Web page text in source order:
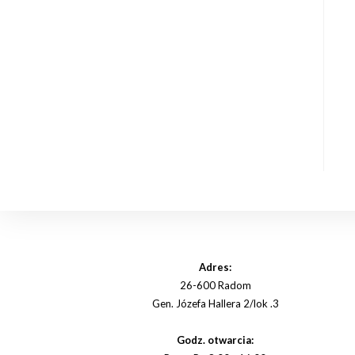
Adres:
26-600 Radom
Gen. Józefa Hallera 2/lok .3
Godz. otwarcia: